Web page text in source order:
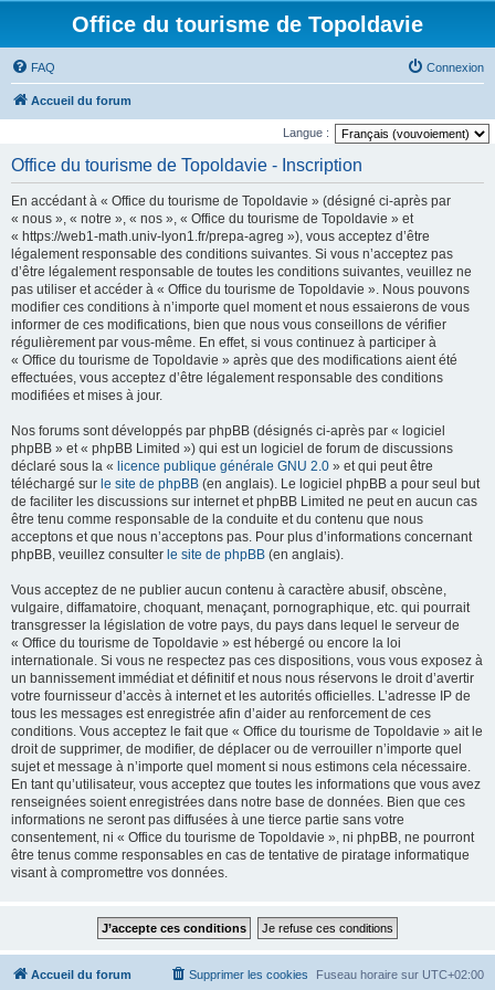
Office du tourisme de Topoldavie
FAQ Connexion
Accueil du forum
Langue :
Office du tourisme de Topoldavie - Inscription
En accédant à « Office du tourisme de Topoldavie » (désigné ci-après par
« nous », « notre », « nos », « Office du tourisme de Topoldavie » et
« https://web1-math.univ-lyon1.fr/prepa-agreg »), vous acceptez d’être
légalement responsable des conditions suivantes. Si vous n’acceptez pas
d’être légalement responsable de toutes les conditions suivantes, veuillez ne
pas utiliser et accéder à « Office du tourisme de Topoldavie ». Nous pouvons
modifier ces conditions à n’importe quel moment et nous essaierons de vous
informer de ces modifications, bien que nous vous conseillons de vérifier
régulièrement par vous-même. En effet, si vous continuez à participer à
« Office du tourisme de Topoldavie » après que des modifications aient été
effectuées, vous acceptez d’être légalement responsable des conditions
modifiées et mises à jour.
Nos forums sont développés par phpBB (désignés ci-après par « logiciel
phpBB » et « phpBB Limited ») qui est un logiciel de forum de discussions
déclaré sous la « licence publique générale GNU 2.0 » et qui peut être
téléchargé sur le site de phpBB (en anglais). Le logiciel phpBB a pour seul but
de faciliter les discussions sur internet et phpBB Limited ne peut en aucun cas
être tenu comme responsable de la conduite et du contenu que nous
acceptons et que nous n’acceptons pas. Pour plus d’informations concernant
phpBB, veuillez consulter le site de phpBB (en anglais).
Vous acceptez de ne publier aucun contenu à caractère abusif, obscène,
vulgaire, diffamatoire, choquant, menaçant, pornographique, etc. qui pourrait
transgresser la législation de votre pays, du pays dans lequel le serveur de
« Office du tourisme de Topoldavie » est hébergé ou encore la loi
internationale. Si vous ne respectez pas ces dispositions, vous vous exposez à
un bannissement immédiat et définitif et nous nous réservons le droit d’avertir
votre fournisseur d’accès à internet et les autorités officielles. L’adresse IP de
tous les messages est enregistrée afin d’aider au renforcement de ces
conditions. Vous acceptez le fait que « Office du tourisme de Topoldavie » ait le
droit de supprimer, de modifier, de déplacer ou de verrouiller n’importe quel
sujet et message à n’importe quel moment si nous estimons cela nécessaire.
En tant qu’utilisateur, vous acceptez que toutes les informations que vous avez
renseignées soient enregistrées dans notre base de données. Bien que ces
informations ne seront pas diffusées à une tierce partie sans votre
consentement, ni « Office du tourisme de Topoldavie », ni phpBB, ne pourront
être tenus comme responsables en cas de tentative de piratage informatique
visant à compromettre vos données.
Accueil du forum Fuseau horaire sur UTC+02:00
Supprimer les cookies